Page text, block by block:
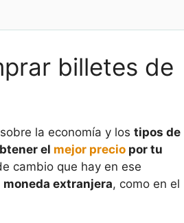
billetes de
la economía y los tipos de
el mejor precio por tu
cambio que hay en ese
moneda extranjera, como en el